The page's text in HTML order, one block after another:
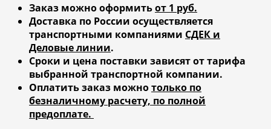
Заказ можно оформитьот 1 руб.
Доставка по России осуществляется
транспортными компаниями СДЕК и
Деловые линии.
Сроки и цена поставки зависят от тарифа
выбранной транспортной компании.
Оплатить заказ можнотолько по
безналичному расчету, по полной
предоплате.